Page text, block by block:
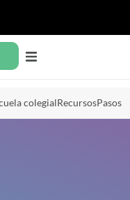
colegialRecursosPasos